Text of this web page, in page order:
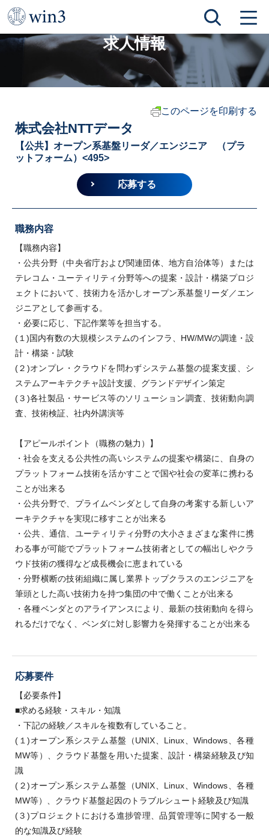
TOP
求人情報
このページを印刷する
株式会社NTTデータ
【公共】オープン系基盤リーダ／エンジニア （プラ
ットフォーム）<495>
応募する
職務内容
【職務内容】
・公共分野（中央省庁および関連団体、地方自治体等）または
テレコム・ユーティリティ分野等への提案・設計・構築プロジ
ェクトにおいて、技術力を活かしオープン系基盤リーダ／エン
ジニアとして参画する。
・必要に応じ、下記作業等を担当する。
(１)国内有数の大規模システムのインフラ、HW/MWの調達・設
計・構築・試験
(２)オンプレ・クラウドを問わずシステム基盤の提案支援、シ
ステムアーキテクチャ設計支援、グランドデザイン策定
(３)各社製品・サービス等のソリューション調査、技術動向調
査、技術検証、社内外講演等
【アピールポイント（職務の魅力）】
・社会を支える公共性の高いシステムの提案や構築に、自身の
プラットフォーム技術を活かすことで国や社会の変革に携わる
ことが出来る
・公共分野で、プライムベンダとして自身の考案する新しいア
ーキテクチャを実現に移すことが出来る
・公共、通信、ユーティリティ分野の大小さまざまな案件に携
わる事が可能でプラットフォーム技術者としての幅出しやクラ
ウド技術の獲得など成長機会に恵まれている
・分野横断の技術組織に属し業界トップクラスのエンジニアを
筆頭とした高い技術力を持つ集団の中で働くことが出来る
・各種ベンダとのアライアンスにより、最新の技術動向を得ら
れるだけでなく、ベンダに対し影響力を発揮することが出来る
応募要件
【必要条件】
■求める経験・スキル・知識
・下記の経験／スキルを複数有していること。
(１)オープン系システム基盤（UNIX、Linux、Windows、各種
MW等）、クラウド基盤を用いた提案、設計・構築経験及び知
識
(２)オープン系システム基盤（UNIX、Linux、Windows、各種
MW等）、クラウド基盤起因のトラブルシュート経験及び知識
(３)プロジェクトにおける進捗管理、品質管理等に関する一般
的な知識及び経験